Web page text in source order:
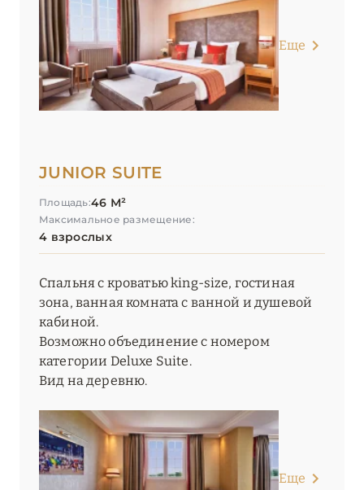
Еще
JUNIOR SUITE
Площадь:46 М²
Максимальное размещение:
4 взрослых
Спальня с кроватью king-size, гостиная
зона, ванная комната с ванной и душевой
кабиной.
Возможно объединение с номером
категории Deluxe Suite.
Вид на деревню.
Еще